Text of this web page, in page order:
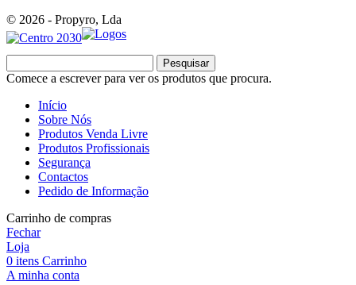
© 2026 - Propyro, Lda
Pesquisar
Comece a escrever para ver os produtos que procura.
Início
Sobre Nós
Produtos Venda Livre
Produtos Profissionais
Segurança
Contactos
Pedido de Informação
Carrinho de compras
Fechar
Loja
0 itens Carrinho
A minha conta